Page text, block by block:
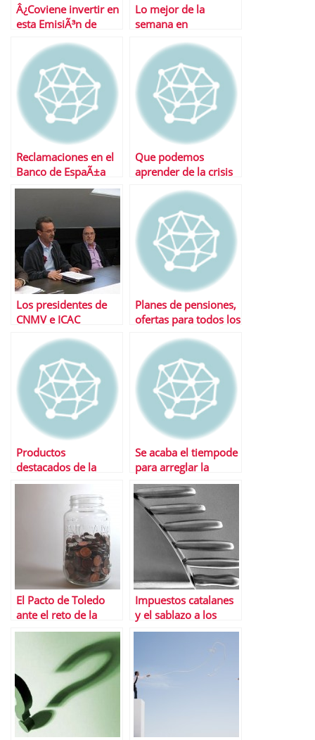
Â¿Coviene invertir en
esta EmisiÃ³n de
Zinkia?
Lo mejor de la
semana en
Reclamaciones en el
Banco de EspaÃ±a
Que podemos
aprender de la crisis
Los presidentes de
CNMV e ICAC
caso â€œLa Sedaâ€
Planes de pensiones,
ofertas para todos los
Productos
destacados de la
semana
Se acaba el tiempode
para arreglar la
declaraciÃ³n de la
renta 2010
El Pacto de Toledo
ante el reto de la
reforma del Sistema
Pensiones
Impuestos catalanes
y el sablazo a los
Presupuestos